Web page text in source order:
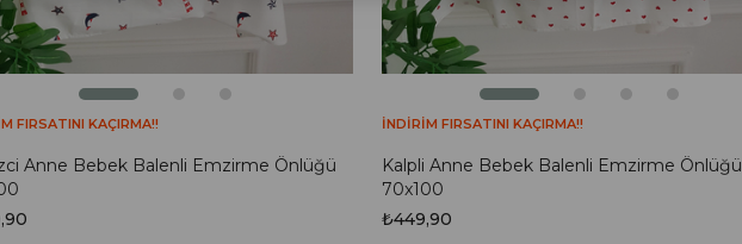
Anne Bebek Balenli Emzirme Önlüğü
FIRSATINI KAÇIRMA!!
Kalpli Anne Bebek Balenli Emzirme Önlüğü
70x100
₺449,90
İNDİRİM FIRSATINI KAÇIRMA!!